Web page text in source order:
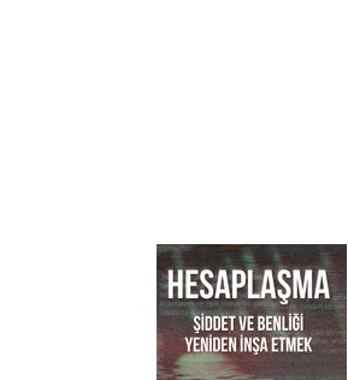
Üniversitesinde doktora 33 yaşında ise profesör
unvanını almıştır. Noam Chomsky
Massachusetts Teknoloji Enstitüsünde görev
yapmaktadır. Aynı enstitüde Modern Diller ve
Dilbilimi alanında çalışmaktadır.